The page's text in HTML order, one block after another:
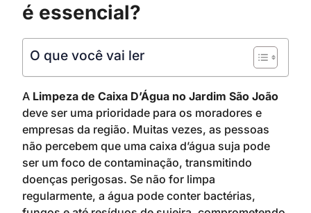
é essencial?
O que você vai ler
A Limpeza de Caixa D’Água no Jardim São João
deve ser uma prioridade para os moradores e
empresas da região. Muitas vezes, as pessoas
não percebem que uma caixa d’água suja pode
ser um foco de contaminação, transmitindo
doenças perigosas. Se não for limpa
regularmente, a água pode conter bactérias,